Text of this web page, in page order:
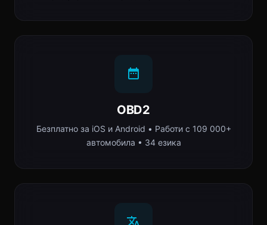
OBD2
Безплатно за iOS и Android • Работи с 109 000+
автомобила • 34 езика